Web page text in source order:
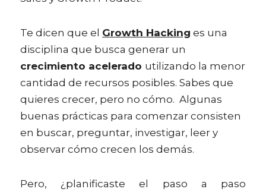
Te dicen que el Growth Hacking es una
crecimiento acelerado utilizando la menor
cantidad de recursos posibles. Sabes que
quieres crecer, pero no cómo.  Algunas
buenas prácticas para comenzar consisten
en buscar, preguntar, investigar, leer y
observar cómo crecen los demás.
Pero, ¿planificaste el paso a paso